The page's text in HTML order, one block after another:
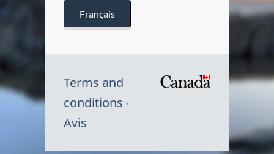
Français
Terms and
conditions
Avis